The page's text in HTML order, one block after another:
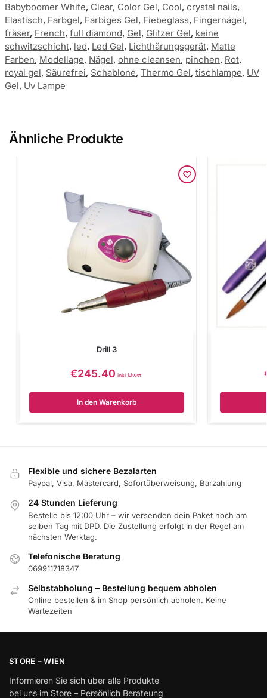
Babyboomer White, Clear, Color Gel, Cool, crystal nails,
Elastisch, Farbgel, Farbiges Gel, Fiebeglass, Fingernägel,
fräser, French, full diamond, Gel, Glitzer Gel, keine
schwitzschicht, led, Led Gel, Lichthärungsgerät, Matte
Farben, Modellage, Nägel, ohne cleansen, pinchen, Rot,
royal gel, Säurefrei, Schablone, Thermo Gel, tischlampe, UV
Gel, Uv Lampe
Ähnliche Produkte
Drill 3
€245.40 inkl Mwst.
In den Warenkorb
Flexible und sichere Bezalarten
Paypal, Visa, Mastercard, Sofortüberweisung, Barzahlung
24 Stunden Lieferung
Bestelle bis 12:00 Uhr – wir versenden dein Paket noch am
selben Tag mit DPD. Die Zustellung erfolgt in der Regel am
nächsten Werktag.
Telefonische Beratung
069911718347
Selbstabholung – Bestellung bequem abholen
Online bestellen & im Shop persönlich abholen. Keine
Wartezeiten
STORE – WIEN
Informieren Sie sich über alle Produkte
bei uns im Store – Persönlich Berateung